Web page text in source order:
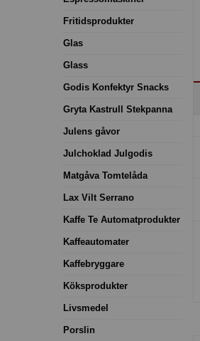
Fritidsprodukter
Glas
Glass
Godis Konfektyr Snacks
Gryta Kastrull Stekpanna
Julens gåvor
Julchoklad Julgodis
Matgåva Tomtelåda
Lax Vilt Serrano
Kaffe Te Automatprodukter
Kaffeautomater
Kaffebryggare
Köksprodukter
Livsmedel
Porslin